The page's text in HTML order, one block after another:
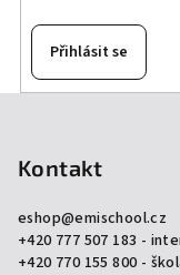
Přihlásit se
Kontakt
eshop@emischool.cz
+420 777 507 183 -
+420 770 155 800 -